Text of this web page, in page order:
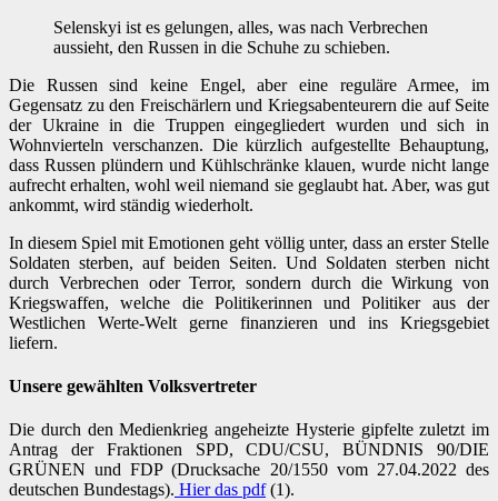
Selenskyi ist es gelungen, alles, was nach Verbrechen
aussieht, den Russen in die Schuhe zu schieben.
Die Russen sind keine Engel, aber eine reguläre Armee, im
Gegensatz zu den Freischärlern und Kriegsabenteurern die auf Seite
der Ukraine in die Truppen eingegliedert wurden und sich in
Wohnvierteln verschanzen. Die kürzlich aufgestellte Behauptung,
dass Russen plündern und Kühlschränke klauen, wurde nicht lange
aufrecht erhalten, wohl weil niemand sie geglaubt hat. Aber, was gut
ankommt, wird ständig wiederholt.
In diesem Spiel mit Emotionen geht völlig unter, dass an erster Stelle
Soldaten sterben, auf beiden Seiten. Und Soldaten sterben nicht
durch Verbrechen oder Terror, sondern durch die Wirkung von
Kriegswaffen, welche die Politikerinnen und Politiker aus der
Westlichen Werte-Welt gerne finanzieren und ins Kriegsgebiet
liefern.
Unsere gewählten Volksvertreter
Die durch den Medienkrieg angeheizte Hysterie gipfelte zuletzt im
Antrag der Fraktionen SPD, CDU/CSU, BÜNDNIS 90/DIE
GRÜNEN und FDP (Drucksache 20/1550 vom 27.04.2022 des
deutschen Bundestags). Hier das pdf(1).